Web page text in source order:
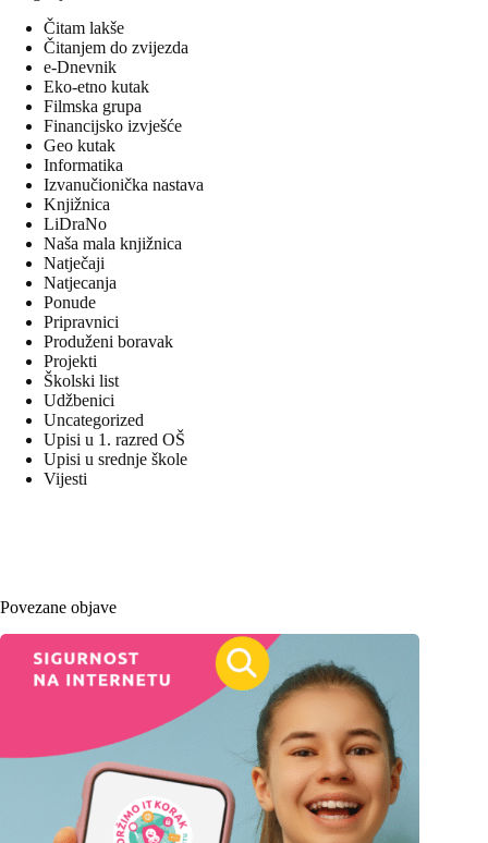
Čitam lakše
Čitanjem do zvijezda
e-Dnevnik
Eko-etno kutak
Filmska grupa
Financijsko izvješće
Geo kutak
Informatika
Izvanučionička nastava
Knjižnica
LiDraNo
Naša mala knjižnica
Natječaji
Natjecanja
Ponude
Pripravnici
Produženi boravak
Projekti
Školski list
Udžbenici
Uncategorized
Upisi u 1. razred OŠ
Upisi u srednje škole
Vijesti
Povezane objave